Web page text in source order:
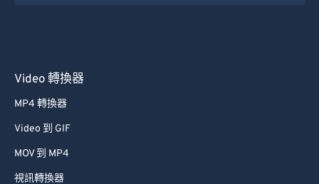
Video 轉換器
MP4 轉換器
Video 到 GIF
MOV 到 MP4
視訊轉換器